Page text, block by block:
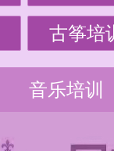
古筝培
音乐培训